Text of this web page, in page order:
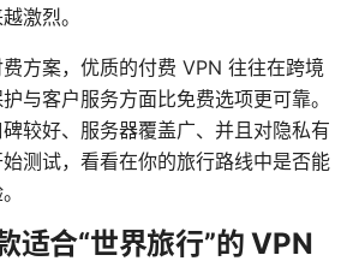
激烈。
方案，优质的付费 VPN 往往在跨境
与客户服务方面比免费选项更可靠。
较好、服务器覆盖广、并且对隐私有
测试，看看在你的旅行路线中是否能
适合“世界旅行”的 VPN